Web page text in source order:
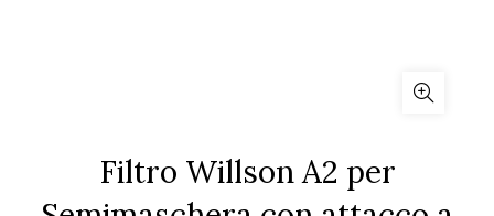
Filtro Willson A2 per